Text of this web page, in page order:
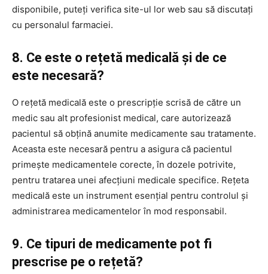
disponibile, puteți verifica site-ul lor web sau să discutați
cu personalul farmaciei.
8. Ce este o rețetă medicală și de ce
este necesară?
O rețetă medicală este o prescripție scrisă de către un
medic sau alt profesionist medical, care autorizează
pacientul să obțină anumite medicamente sau tratamente.
Aceasta este necesară pentru a asigura că pacientul
primește medicamentele corecte, în dozele potrivite,
pentru tratarea unei afecțiuni medicale specifice. Rețeta
medicală este un instrument esențial pentru controlul și
administrarea medicamentelor în mod responsabil.
9. Ce tipuri de medicamente pot fi
prescrise pe o rețetă?